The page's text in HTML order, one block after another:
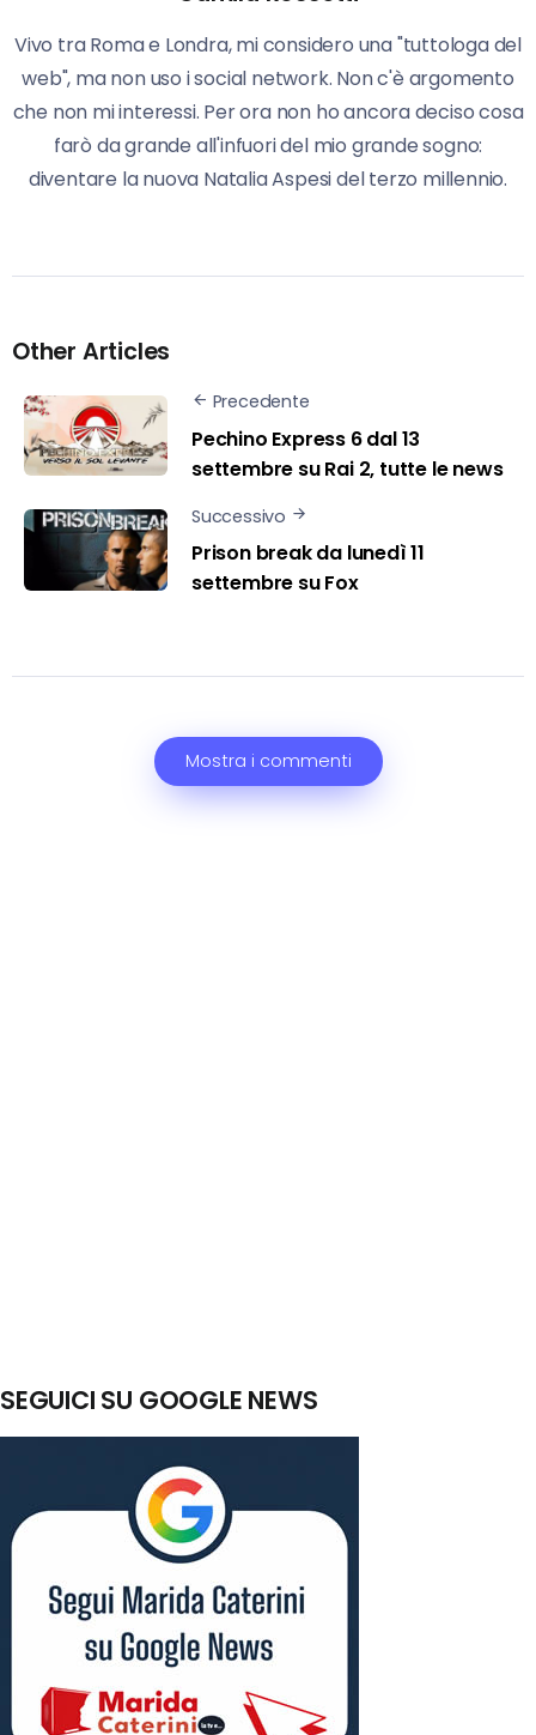
Vivo tra Roma e Londra, mi considero una "tuttologa del
web", ma non uso i social network. Non c'è argomento
che non mi interessi. Per ora non ho ancora deciso cosa
farò da grande all'infuori del mio grande sogno:
diventare la nuova Natalia Aspesi del terzo millennio.
Other Articles
Precedente
Pechino Express 6 dal 13
settembre su Rai 2, tutte le news
Successivo
Prison break da lunedì 11
settembre su Fox
Mostra i commenti
SEGUICI SU GOOGLE NEWS